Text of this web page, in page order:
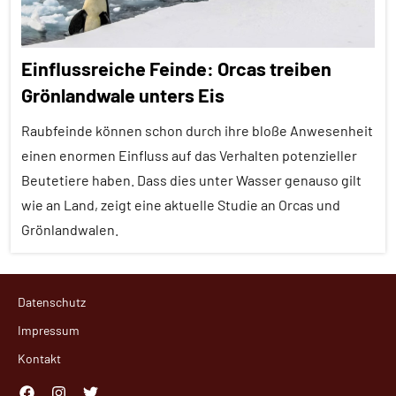
Einflussreiche Feinde: Orcas treiben
Grönlandwale unters Eis
Raubfeinde können schon durch ihre bloße Anwesenheit
einen enormen Einfluss auf das Verhalten potenzieller
Beutetiere haben. Dass dies unter Wasser genauso gilt
wie an Land, zeigt eine aktuelle Studie an Orcas und
Grönlandwalen.
Artikel
Alle
Themen
Alle
Datenschutz
Impressum
Kontakt